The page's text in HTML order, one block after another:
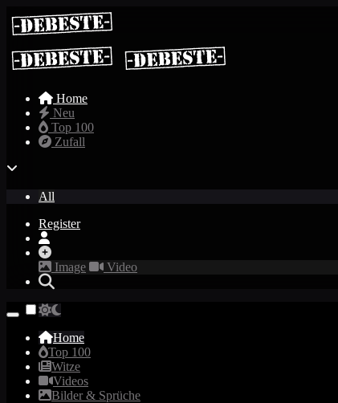
Home
Neu
Top 100
Zufall
All
Register
Image Video
Home
Top 100
Witze
Videos
Bilder & Sprüche